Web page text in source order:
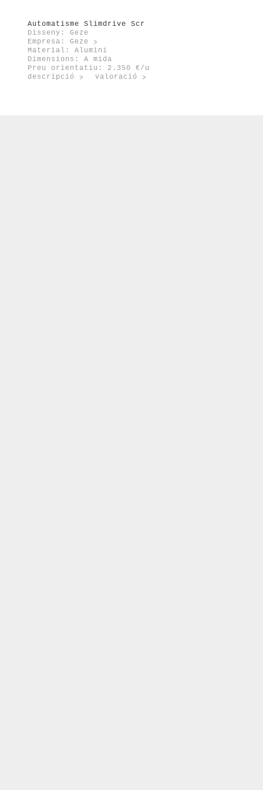
Automatisme Slimdrive Scr
Disseny: Geze
Empresa: Geze
Material: Alumini
Dimensions: A mida
Preu orientatiu: 2.350 €/u
descripció
valoració